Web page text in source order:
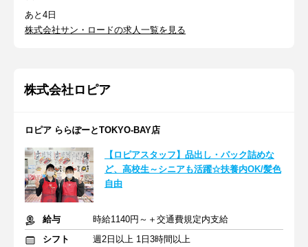
あと4日
株式会社サン・ロードの求人一覧を見る
株式会社ロピア
ロピア ららぽーとTOKYO-BAY店
【ロピアスタッフ】品出し・パック詰めな
ど、高校生～シニアも活躍☆扶養内OK/髪色
自由
給与
時給1140円～＋交通費規定内支給
シフト
週2日以上 1日3時間以上